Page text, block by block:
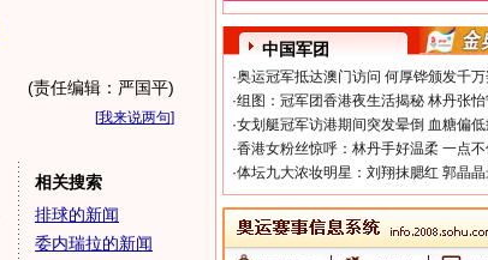
(责任编辑：严国平)
[我来说两句]
相关搜索
排球的新闻
委内瑞拉的新闻
中国军团
·奥运冠军抵达澳门访问 何厚铧颁发千
·组图：冠军团香港夜生活揭秘 林丹张
·女划艇冠军访港期间突发晕倒 血糖偏
·香港女粉丝惊呼：林丹手好温柔 一点
·体坛九大浓妆明星：刘翔抹腮红 郭晶